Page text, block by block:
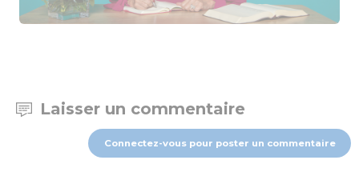
Laisser un commentaire
Connectez-vous pour poster un commentaire